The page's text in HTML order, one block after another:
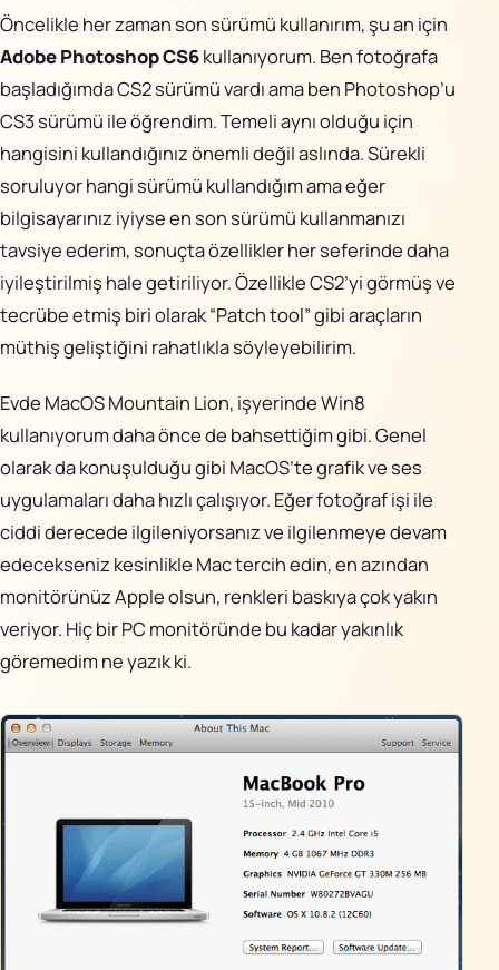
YouTube
Görünüm
Öncelikle her zaman son sürümü kullanırım, şu an için
Adobe Photoshop CS6kullanıyorum. Ben fotoğrafa
başladığımda CS2 sürümü vardı ama ben Photoshop’u
CS3 sürümü ile öğrendim. Temeli aynı olduğu için
hangisini kullandığınız önemli değil aslında. Sürekli
soruluyor hangi sürümü kullandığım ama eğer
bilgisayarınız iyiyse en son sürümü kullanmanızı
tavsiye ederim, sonuçta özellikler her seferinde daha
iyileştirilmiş hale getiriliyor. Özellikle CS2’yi görmüş ve
tecrübe etmiş biri olarak “Patch tool” gibi araçların
müthiş geliştiğini rahatlıkla söyleyebilirim.
Evde MacOS Mountain Lion, işyerinde Win8
kullanıyorum daha önce de bahsettiğim gibi. Genel
olarak da konuşulduğu gibi MacOS’te grafik ve ses
uygulamaları daha hızlı çalışıyor. Eğer fotoğraf işi ile
ciddi derecede ilgileniyorsanız ve ilgilenmeye devam
edecekseniz kesinlikle Mac tercih edin, en azından
monitörünüz Apple olsun, renkleri baskıya çok yakın
veriyor. Hiç bir PC monitöründe bu kadar yakınlık
göremedim ne yazık ki.